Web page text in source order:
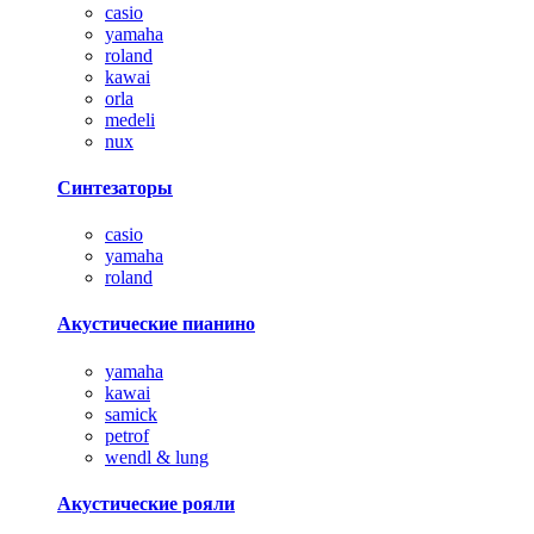
casio
yamaha
roland
kawai
orla
medeli
nux
Синтезаторы
casio
yamaha
roland
Акустические пианино
yamaha
kawai
samick
petrof
wendl & lung
Акустические рояли